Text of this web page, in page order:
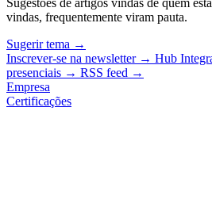
Sugestões de artigos vindas de quem
vindas, frequentemente viram pauta.
Sugerir tema →
Inscrever-se na newsletter → Hub
presenciais → RSS feed →
Empresa
Certificações